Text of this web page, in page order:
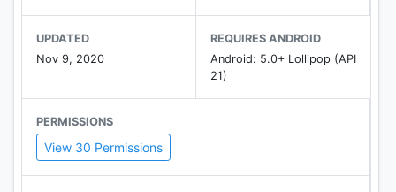
飲食：影片示範多種家常菜式、湯水、甜品，附加詳盡
食譜，還有本地美食及餐廳推介。
親子：入學面試攻略，提供工作紙等教材下載，搜集假
日親子活動資訊，同時也照顧到兒童心理發展。
UPDATED
Nov 9, 2020
REQUIRES ANDROID
Android: 5.0+ Lollipop (API
21)
PERMISSIONS
View 30 Permissions